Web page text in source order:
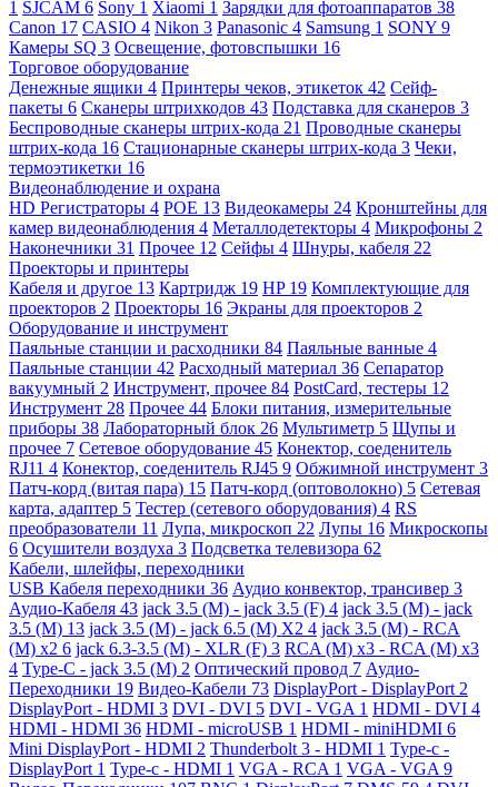
1 SJCAM 6 Sony 1 Xiaomi 1 Зарядки для фотоаппаратов 38
Canon 17 CASIO 4 Nikon 3 Panasonic 4 Samsung 1 SONY 9
Камеры SQ 3 Освещение, фотовспышки 16
Торговое оборудование
Денежные ящики 4 Принтеры чеков, этикеток 42 Сейф-
пакеты 6 Сканеры штрихкодов 43 Подставка для сканеров 3
Беспроводные сканеры штрих-кода 21 Проводные сканеры
штрих-кода 16 Стационарные сканеры штрих-кода 3 Чеки,
термоэтикетки 16
Видеонаблюдение и охрана
HD Регистраторы 4 POE 13 Видеокамеры 24 Кронштейны для
камер видеонаблюдения 4 Металлодетекторы 4 Микрофоны 2
Наконечники 31 Прочее 12 Сейфы 4 Шнуры, кабеля 22
Проекторы и принтеры
Кабеля и другое 13 Картридж 19 HP 19 Комплектующие для
проекторов 2 Проекторы 16 Экраны для проекторов 2
Оборудование и инструмент
Паяльные станции и расходники 84 Паяльные ванные 4
Паяльные станции 42 Расходный материал 36 Сепаратор
вакуумный 2 Инструмент, прочее 84 PostCard, тестеры 12
Инструмент 28 Прочее 44 Блоки питания, измерительные
приборы 38 Лабораторный блок 26 Мультиметр 5 Щупы и
прочее 7 Сетевое оборудование 45 Конектор, соеденитель
RJ11 4 Конектор, соеденитель RJ45 9 Обжимной инструмент 3
Патч-корд (витая пара) 15 Патч-корд (оптоволокно) 5 Сетевая
карта, адаптер 5 Тестер (сетевого оборудования) 4 RS
преобразователи 11 Лупа, микроскоп 22 Лупы 16 Микроскопы
6 Осушители воздуха 3 Подсветка телевизора 62
Кабели, шлейфы, переходники
USB Кабеля переходники 36 Аудио конвектор, трансивер 3
Аудио-Кабеля 43 jack 3.5 (M) - jack 3.5 (F) 4 jack 3.5 (M) - jack
3.5 (M) 13 jack 3.5 (M) - jack 6.5 (M) X2 4 jack 3.5 (M) - RCA
(M) x2 6 jack 6.3-3.5 (M) - XLR (F) 3 RCA (M) x3 - RCA (M) x3
4 Type-C - jack 3.5 (M) 2 Оптический провод 7 Аудио-
Переходники 19 Видео-Кабели 73 DisplayPort - DisplayPort 2
DisplayPort - HDMI 3 DVI - DVI 5 DVI - VGA 1 HDMI - DVI 4
HDMI - HDMI 36 HDMI - microUSB 1 HDMI - miniHDMI 6
Mini DisplayPort - HDMI 2 Thunderbolt 3 - HDMI 1 Type-c -
DisplayPort 1 Type-c - HDMI 1 VGA - RCA 1 VGA - VGA 9